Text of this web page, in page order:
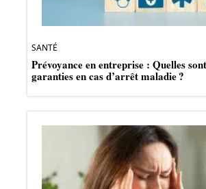
SANTÉ
Prévoyance en entreprise : Quelles
garanties en cas d’arrêt maladie ?